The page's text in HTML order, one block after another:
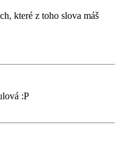
které z toho slova máš
:P